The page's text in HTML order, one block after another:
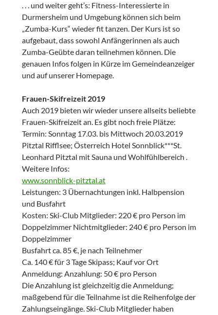
. . . und weiter geht’s: Fitness-Interessierte in
Durmersheim und Umgebung können sich beim
„Zumba-Kurs“ wieder fit tanzen. Der Kurs ist so
aufgebaut, dass sowohl Anfängerinnen als auch
Zumba-Geübte daran teilnehmen können. Die
genauen Infos folgen in Kürze im Gemeindeanzeiger
und auf unserer Homepage.
Frauen-Skifreizeit 2019
Auch 2019 bieten wir wieder unsere allseits beliebte
Frauen-Skifreizeit an. Es gibt noch freie Plätze:
Termin: Sonntag 17.03. bis Mittwoch 20.03.2019
Pitztal Rifflsee; Österreich Hotel Sonnblick***St.
Leonhard Pitztal mit Sauna und Wohlfühlbereich .
Weitere Infos:
www.sonnblick-pitztal.at
Leistungen: 3 Übernachtungen inkl. Halbpension
und Busfahrt
Kosten: Ski-Club Mitglieder: 220 € pro Person im
Doppelzimmer Nichtmitglieder: 240 € pro Person im
Doppelzimmer
Busfahrt ca. 85 €, je nach Teilnehmer
Ca. 140 € für 3 Tage Skipass; Kauf vor Ort
Anmeldung: Anzahlung: 50 € pro Person
Die Anzahlung ist gleichzeitig die Anmeldung;
maßgebend für die Teilnahme ist die Reihenfolge der
Zahlungseingänge. Ski-Club Mitglieder haben